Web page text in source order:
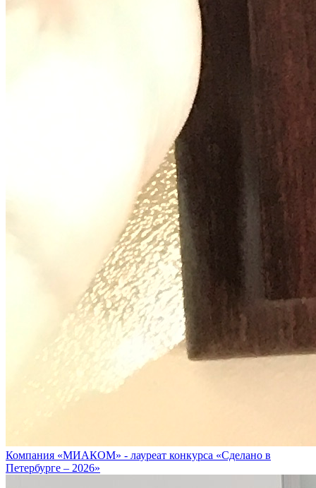
Компания «МИАКОМ» - лауреат конкурса «Сделано в
Петербурге – 2026»